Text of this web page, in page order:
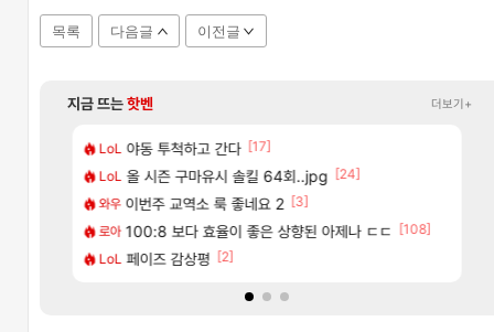
목록 다음글 이전글
지금 뜨는핫벤 더보기+
LoL 야동 투척하고 간다 [17]
LoL 올 시즌 구마유시 솔킬 64회..jpg [24]
와우 이번주 교역소 룩 좋네요 2 [3]
로아 100:8 보다 효율이 좋은 상향된 아제나 ㄷㄷ
[108]
LoL 페이즈 감상평 [2]
리싱크드 리싱크드 1.06 패치노트 (8/5)
여행 동해바다 추암해수욕장
애니클립 혹시 이 만화 아시는 분 계신가요
여행 국내에도 이쁜곳이 많은것 같습니다
해외겜 AI발 원가 압박, 메인보드값 오르나